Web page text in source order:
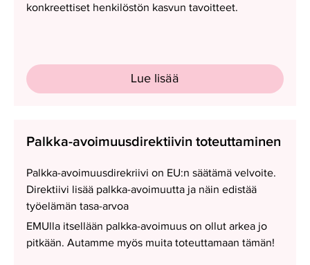
konkreettiset henkilöstön kasvun tavoitteet.
Lue lisää
Palkka-avoimuusdirektiivin toteuttaminen
Palkka-avoimuusdirekriivi on EU:n säätämä velvoite.
Direktiivi lisää palkka-avoimuutta ja näin edistää
työelämän tasa-arvoa
EMUlla itsellään palkka-avoimuus on ollut arkea jo
pitkään. Autamme myös muita toteuttamaan tämän!
avoimuusdirektiivin